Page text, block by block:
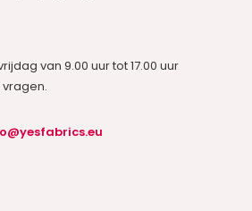
van 9.00 uur tot 17.00 uur